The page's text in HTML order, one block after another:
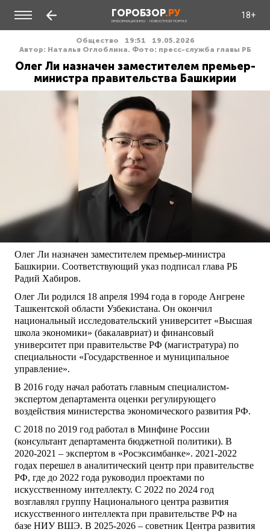
ГОРОБЗОР.РУ
ИНФОРМАЦИОННО - НОВОСТНОЙ ПОРТАЛ
18+
Общество 19:51
19.05.2026
Автор: Наталья Оглоблина. Фото: пресс-служба главы РБ
Олег Ли назначен заместителем премьер-
министра правительства Башкирии
Олег Ли назначен заместителем премьер-министра
Башкирии. Соответствующий указ подписал глава РБ
Радий Хабиров.
Олег Ли родился 18 апреля 1994 года в городе Ангрене
Ташкентской области Узбекистана. Он окончил
национальный исследовательский университет «Высшая
школа экономики» (бакалавриат) и финансовый
университет при правительстве РФ (магистратура) по
специальности «Государственное и муниципальное
управление».
В 2016 году начал работать главным специалистом-
экспертом департамента оценки регулирующего
воздействия министерства экономического развития РФ.
С 2018 по 2019 год работал в Минфине России
(консультант департамента бюджетной политики). В
2020-2021 – экспертом в «Росэксимбанке». 2021-2022
годах перешел в аналитический центр при правительстве
РФ, где до 2022 года руководил проектами по
искусственному интеллекту. С 2022 по 2024 год
возглавлял группу Национального центра развития
искусственного интеллекта при правительстве РФ на
базе НИУ ВШЭ. В 2025-2026 – советник Центра развития